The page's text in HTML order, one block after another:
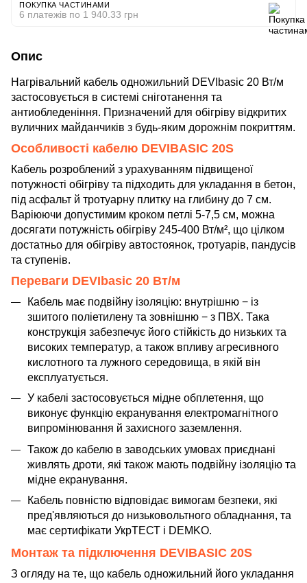
ПОКУПКА ЧАСТИНАМИ
6 платежів по 1 940.33 грн
Опис
Нагрівальний кабель одножильний DEVIbasic 20 Вт/м
застосовується в системі сніготанення та
антиобледеніння. Призначений для обігріву відкритих
вуличних майданчиків з будь-яким дорожнім покриттям.
Особливості кабелю DEVIBASIC 20S
Кабель розроблений з урахуванням підвищеної
потужності обігріву та підходить для укладання в бетон,
під асфальт й тротуарну плитку на глибину до 7 см.
Варіюючи допустимим кроком петлі 5-7,5 см, можна
досягати потужність обігріву 245-400 Вт/м², що цілком
достатньо для обігріву автостоянок, тротуарів, пандусів
та ступенів.
Переваги DEVIbasic 20 Вт/м
Кабель має подвійну ізоляцію: внутрішню − із
зшитого поліетилену та зовнішню − з ПВХ. Така
конструкція забезпечує його стійкість до низьких та
високих температур, а також впливу агресивного
кислотного та лужного середовища, в якій він
експлуатується.
У кабелі застосовується мідне обплетення, що
виконує функцію екранування електромагнітного
випромінювання й захисного заземлення.
Також до кабелю в заводських умовах приєднані
живлять дроти, які також мають подвійну ізоляцію та
мідне екранування.
Кабель повністю відповідає вимогам безпеки, які
пред'являються до низьковольтного обладнання, та
має сертифікати УкрТЕСТ і DEMKO.
Монтаж та підключення DEVIBASIC 20S
З огляду на те, що кабель одножильний його укладання